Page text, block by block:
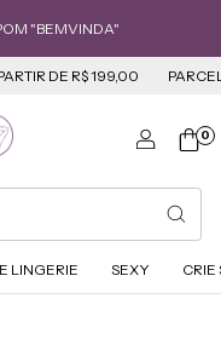
"BEMVINDA"
R$ 199,00 PARCELE ATÉ
0
LINGERIE SEXY CRIE